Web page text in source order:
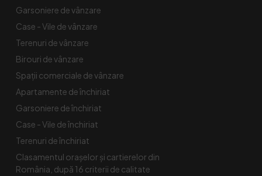
Garsoniere de vânzare
Case - Vile de vânzare
Terenuri de vânzare
Birouri de vânzare
Spaţii comerciale de vânzare
Apartamente de închiriat
Garsoniere de închiriat
Case - Vile de închiriat
Terenuri de închiriat
Clasamentul orașelor și cartierelor din
România, după 16 criterii de calitate